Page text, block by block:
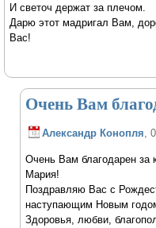
И светоч держат за плечом.
Дарю этот мадригал Вам,
Вас!
Очень Вам
Александр Конопля,
Очень Вам благодарен за
Мария!
Поздравляю Вас с
наступающим Новым
Здоровья, любви,